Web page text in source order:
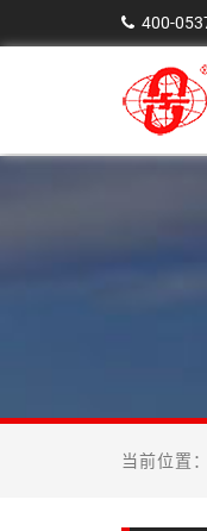
400-
当前位置：